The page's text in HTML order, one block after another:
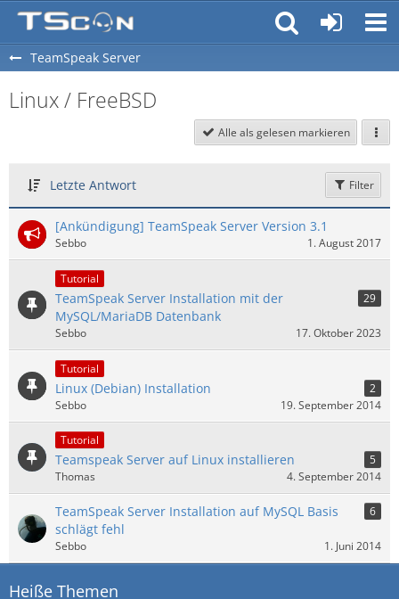
TeamSpeak Server
Linux / FreeBSD
Alle als gelesen markieren
Letzte Antwort Filter
[Ankündigung] TeamSpeak Server Version 3.1
Sebbo 1. August 2017
Tutorial
TeamSpeak Server Installation mit der
MySQL/MariaDB Datenbank
29
Sebbo 17. Oktober 2023
Tutorial
Linux (Debian) Installation
2
Sebbo
19. September 2014
Tutorial
Teamspeak Server auf Linux installieren
5
Thomas
4. September 2014
TeamSpeak Server Installation auf MySQL Basis
schlägt fehl
6
Sebbo 1. Juni 2014
Heiße Themen